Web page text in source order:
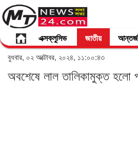
এক্সক্লুসিভ জাতীয়
বুধবার, ০২ অক্টোবর, ২০২৪, ১১:০০:৪৩
অবশেষে লাল তালিকামুক্ত হলো